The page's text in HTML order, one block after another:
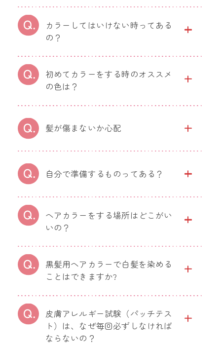
カラーしてはいけない時ってある
の？
初めてカラーをする時のオススメ
の色は？
髪が傷まないか心配
自分で準備するものってある？
ヘアカラーをする場所はどこがい
いの？
黒髪用ヘアカラーで白髪を染める
ことはできますか?
皮膚アレルギー試験（パッチテス
ト）は、なぜ毎回必ずしなければ
ならないの？